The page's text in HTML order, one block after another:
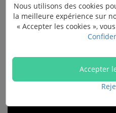
regarder la vidéo suivante :
Nous utilisons des cookies
la meilleure expérience sur
« Accepter les cookies »,
Accepter